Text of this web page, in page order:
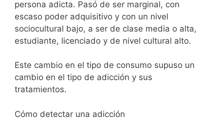
persona adicta. Pasó de ser marginal, con
escaso poder adquisitivo y con un nivel
sociocultural bajo, a ser de clase media o alta,
estudiante, licenciado y de nivel cultural alto.
Este cambio en el tipo de consumo supuso un
cambio en el tipo de adicción y sus
tratamientos.
Cómo detectar una adicción